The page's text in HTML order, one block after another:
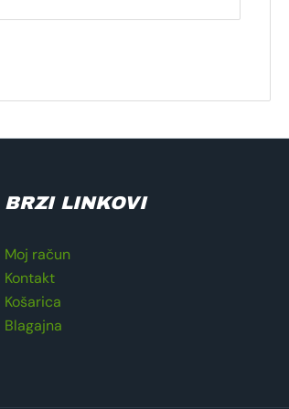
BRZI LINKOVI
Moj račun
Kontakt
Košarica
Blagajna